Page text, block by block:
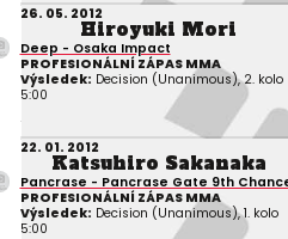
26. 05. 2012
Hiroyuki Mori
Deep - Osaka Impact
PROFESIONÁLNÍ ZÁPAS MMA
Výsledek: Decision (Unanimous), 2. kolo
5:00
22. 01. 2012
Katsuhiro Sakanaka
Pancrase - Pancrase Gate 9th
PROFESIONÁLNÍ ZÁPAS MMA
Výsledek: Decision (Unanimous), 1. kolo
5:00